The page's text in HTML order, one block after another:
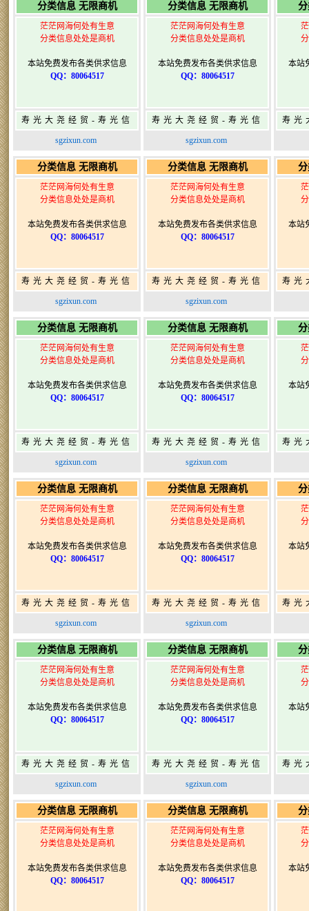
分类信息 无限商机
茫茫网海何处有生意
分类信息处处是商机
本站免费发布各类供求信息
QQ：80064517
寿光大尧经贸-寿光信
息网-免费信息发布网-
sgzixun.com
分类信息 无限商机
茫茫网海何处有生意
分类信息处处是商机
本站免费发布各类供求信息
QQ：80064517
寿光大尧经贸-寿光信
息网-免费信息发布网-
sgzixun.com
本站
寿光
分类信息 无限商机
茫茫网海何处有生意
分类信息处处是商机
本站免费发布各类供求信息
QQ：80064517
寿光大尧经贸-寿光信
息网-免费信息发布网-
sgzixun.com
分类信息 无限商机
茫茫网海何处有生意
分类信息处处是商机
本站免费发布各类供求信息
QQ：80064517
寿光大尧经贸-寿光信
息网-免费信息发布网-
sgzixun.com
本站
寿光
分类信息 无限商机
茫茫网海何处有生意
分类信息处处是商机
本站免费发布各类供求信息
QQ：80064517
寿光大尧经贸-寿光信
息网-免费信息发布网-
sgzixun.com
分类信息 无限商机
茫茫网海何处有生意
分类信息处处是商机
本站免费发布各类供求信息
QQ：80064517
寿光大尧经贸-寿光信
息网-免费信息发布网-
sgzixun.com
本站
寿光
分类信息 无限商机
茫茫网海何处有生意
分类信息处处是商机
本站免费发布各类供求信息
QQ：80064517
寿光大尧经贸-寿光信
息网-免费信息发布网-
sgzixun.com
分类信息 无限商机
茫茫网海何处有生意
分类信息处处是商机
本站免费发布各类供求信息
QQ：80064517
寿光大尧经贸-寿光信
息网-免费信息发布网-
sgzixun.com
本站
寿光
分类信息 无限商机
茫茫网海何处有生意
分类信息处处是商机
本站免费发布各类供求信息
QQ：80064517
寿光大尧经贸-寿光信
息网-免费信息发布网-
sgzixun.com
分类信息 无限商机
茫茫网海何处有生意
分类信息处处是商机
本站免费发布各类供求信息
QQ：80064517
寿光大尧经贸-寿光信
息网-免费信息发布网-
sgzixun.com
本站
寿光
分类信息 无限商机
茫茫网海何处有生意
分类信息处处是商机
本站免费发布各类供求信息
QQ：80064517
分类信息 无限商机
茫茫网海何处有生意
分类信息处处是商机
本站免费发布各类供求信息
QQ：80064517
本站